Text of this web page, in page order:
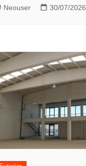
Neouser 30/07/2026